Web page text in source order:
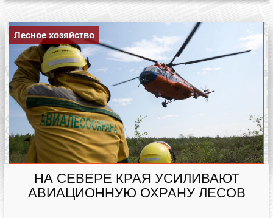
Лесное хозяйство
НА СЕВЕРЕ КРАЯ УСИЛИВАЮТ
АВИАЦИОННУЮ ОХРАНУ ЛЕСОВ